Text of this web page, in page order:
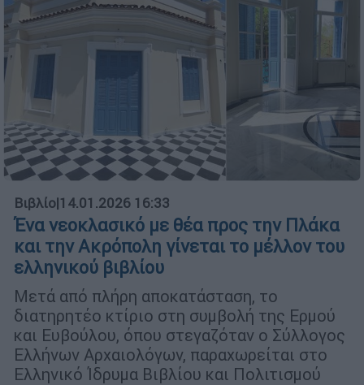
Βιβλίο|14.01.2026 16:33
Ένα νεοκλασικό με θέα προς την Πλάκα
και την Ακρόπολη γίνεται το μέλλον του
ελληνικού βιβλίου
Μετά από πλήρη αποκατάσταση, το
διατηρητέο κτίριο στη συμβολή της Ερμού
και Ευβούλου, όπου στεγαζόταν ο Σύλλογος
Ελλήνων Αρχαιολόγων, παραχωρείται στο
Ελληνικό Ίδρυμα Βιβλίου και Πολιτισμού